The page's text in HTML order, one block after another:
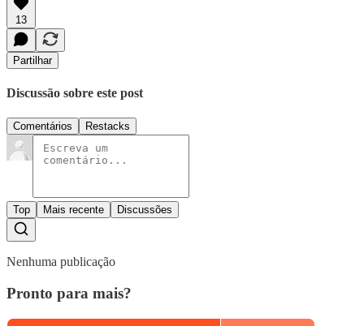
13
Partilhar
Discussão sobre este post
Comentários Restacks
Top Mais recente Discussões
Nenhuma publicação
Pronto para mais?